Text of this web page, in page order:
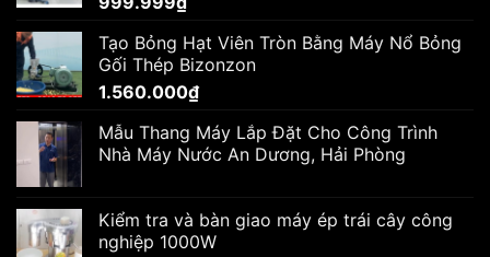
Tạo Bỏng Hạt Viên Tròn Bằng Máy Nổ Bỏng
Gối Thép Bizonzon
1.560.000₫
Mẫu Thang Máy Lắp Đặt Cho Công Trình
Nhà Máy Nước An Dương, Hải Phòng
Kiểm tra và bàn giao máy ép trái cây công
nghiệp 1000W